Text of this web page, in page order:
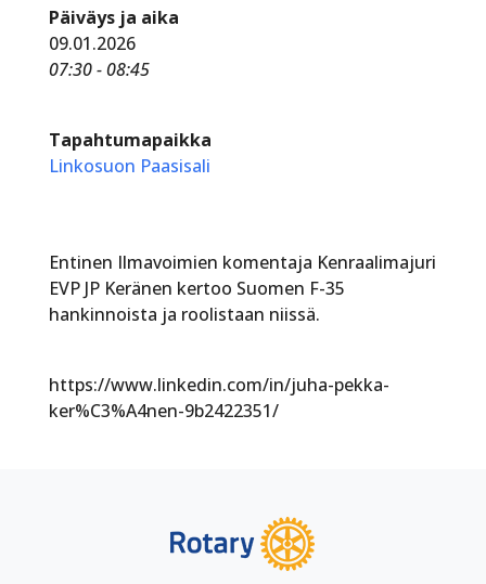
Päiväys ja aika
09.01.2026
07:30 - 08:45
Tapahtumapaikka
Linkosuon Paasisali
Entinen Ilmavoimien komentaja Kenraalimajuri
EVP JP Keränen kertoo Suomen F-35
hankinnoista ja roolistaan niissä.
https://www.linkedin.com/in/juha-pekka-
ker%C3%A4nen-9b2422351/